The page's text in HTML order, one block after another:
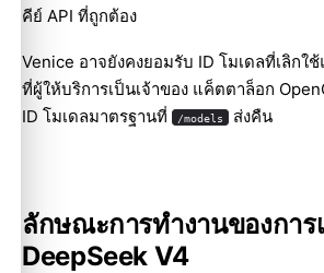
คีย์ API ที่ถูกต้อง
Venice อาจยังคงยอมรับ ID โมเดลที่เลิกใ
ที่ผู้ให้บริการเป็นเจ้าของ แค็ตตาล็อก
ID โมเดลมาตรฐานที่
/models ส่งคืน
ลักษณะการทำงานของการ
DeepSeek V4